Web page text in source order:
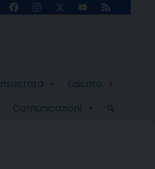
FacebookInstagram
X
YouTube
Feed
Laicato
Comunicazioni